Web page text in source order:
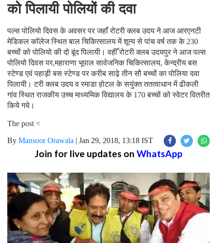
को पिलायी पोलियों की दवा
पल्स पोलियो दिवस के अवसर पर जहाँ रोटरी क्लब उदय ने आज आरएनटी
मेडिकल काॅलेज स्थित बाल चिकित्सालय में शून्य से पांच वर्ष तक के 230
बच्चों को पोलियो की दो बूंद पिलायी। वहीँ रोटरी क्लब उदयपुर ने आज पल्स
पोलियो दिवस पर,महाराणा भूपाल सार्वजनिक चिकित्सालय, केन्द्रीय बस
स्टेण्ड एवं पहाड़ी बस स्टेण्ड पर करीब साढ़े तीन सौ बच्चों का पोलिया दवा
पिलायी। टरी क्लब उदय व रमाडा होटल के सयुंक्त ततत्वाधान में ढीकली
गांव स्थित राजकीय उच्च माध्यमिक विद्यालय के 170 बच्चों को स्वेटर वितरीत
किये गये।
The post <
By Mansoor Orawala | Jan 29, 2018, 13:18 IST
Join for live updates on WhatsApp